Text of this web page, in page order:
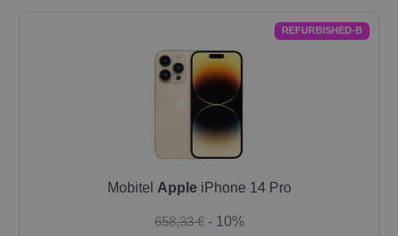
REFURBISHED-B
Mobitel AppleiPhone 14 Pro
658,33 € - 10%